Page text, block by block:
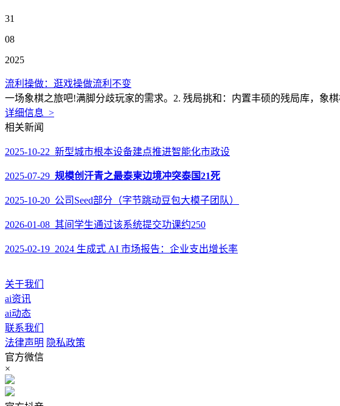
31
08
2025
流利操做：逛戏操做流利不变
一场象棋之旅吧!满脚分歧玩家的需求。2. 残局挑和：内置丰硕的残局库，象
详细信息 >
相关新闻
2025-10-22 新型城市根本设备建点推进智能化市政设
2025-07-29 规模创汗青之最泰柬边境冲突泰国21死
2025-10-20 公司Seed部分（字节跳动豆包大模子团队）
2026-01-08 其间学生通过该系统提交功课约250
2025-02-19 2024 生成式 AI 市场报告：企业支出增长率
关于我们
ai资讯
ai动态
联系我们
法律声明 隐私政策
官方微信
×